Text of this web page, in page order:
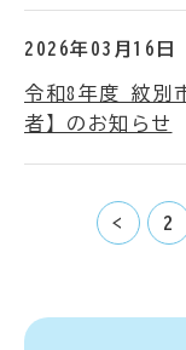
2026年03月16日
令和8年度 紋別
者】のお知らせ
< 2